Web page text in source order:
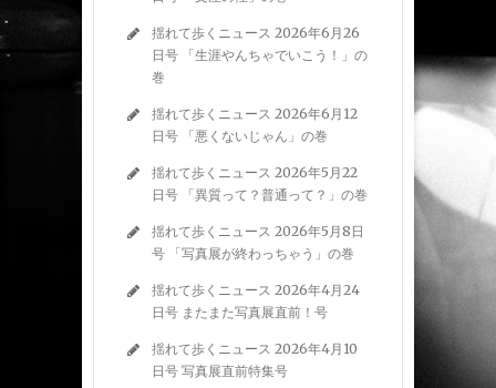
揺れて歩くニュース 2026年6月26
日号 「生涯やんちゃでいこう！」の
巻
揺れて歩くニュース 2026年6月12
日号 「悪くないじゃん」の巻
揺れて歩くニュース 2026年5月22
日号 「異質って？普通って？」の巻
揺れて歩くニュース 2026年5月8日
号 「写真展が終わっちゃう」の巻
揺れて歩くニュース 2026年4月24
日号 またまた写真展直前！号
揺れて歩くニュース 2026年4月10
日号 写真展直前特集号